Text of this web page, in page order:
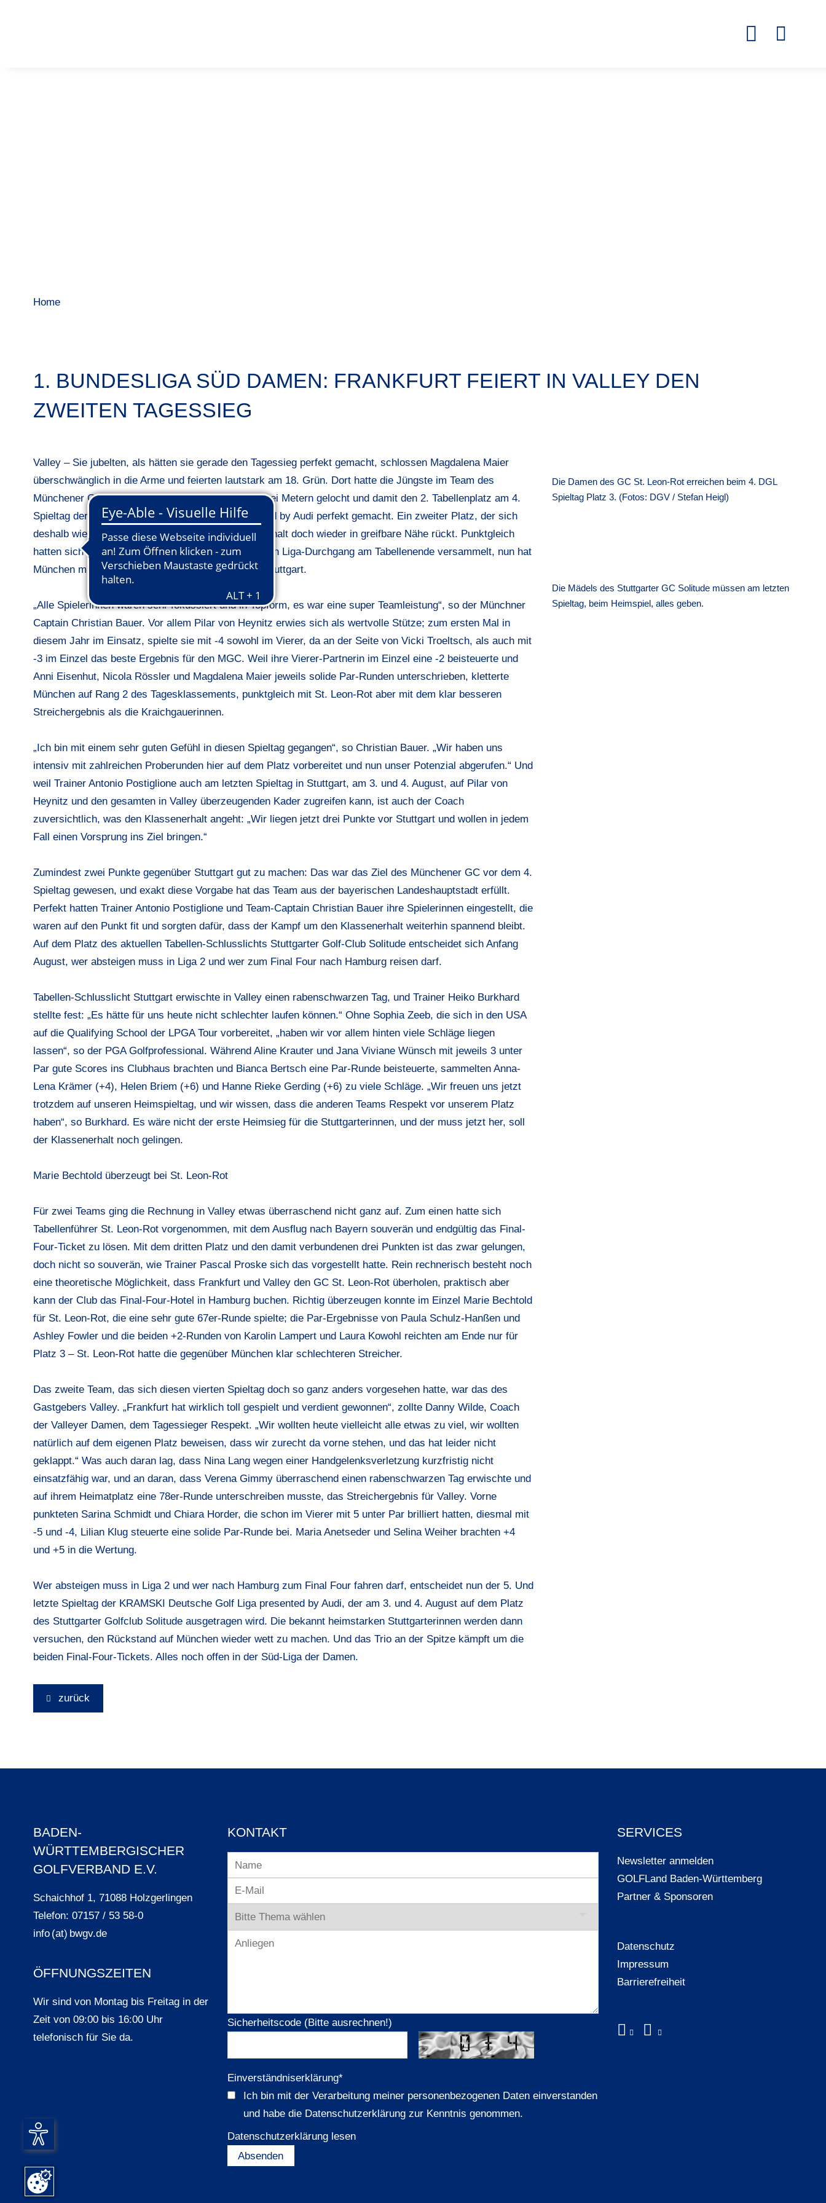
Home
1. BUNDESLIGA SÜD DAMEN: FRANKFURT FEIERT IN VALLEY DEN
ZWEITEN TAGESSIEG
Valley – Sie jubelten, als hätten sie gerade den Tagessieg perfekt gemacht, schlossen Magdalena Maier
überschwänglich in die Arme und feierten lautstark am 18. Grün. Dort hatte die Jüngste im Team des
Münchener GC gerade ihren Par-Putt aus knapp zwei Metern gelocht und damit den 2. Tabellenplatz am 4.
Spieltag der KRAMSKI Deutsche Golf Liga presented by Audi perfekt gemacht. Ein zweiter Platz, der sich
deshalb wie ein Sieg anfühlte, weil er den Klassenerhalt doch wieder in greifbare Nähe rückt. Punktgleich
hatten sich München und Stuttgart vor diesem vierten Liga-Durchgang am Tabellenende versammelt, nun hat
München mit 9 Zählern drei Punkte Vorsprung vor Stuttgart.
„Alle Spielerinnen waren sehr fokussiert und in Topform, es war eine super Teamleistung“, so der Münchner
Captain Christian Bauer. Vor allem Pilar von Heynitz erwies sich als wertvolle Stütze; zum ersten Mal in
diesem Jahr im Einsatz, spielte sie mit -4 sowohl im Vierer, da an der Seite von Vicki Troeltsch, als auch mit
-3 im Einzel das beste Ergebnis für den MGC. Weil ihre Vierer-Partnerin im Einzel eine -2 beisteuerte und
Anni Eisenhut, Nicola Rössler und Magdalena Maier jeweils solide Par-Runden unterschrieben, kletterte
München auf Rang 2 des Tagesklassements, punktgleich mit St. Leon-Rot aber mit dem klar besseren
Streichergebnis als die Kraichgauerinnen.
„Ich bin mit einem sehr guten Gefühl in diesen Spieltag gegangen“, so Christian Bauer. „Wir haben uns
intensiv mit zahlreichen Proberunden hier auf dem Platz vorbereitet und nun unser Potenzial abgerufen.“ Und
weil Trainer Antonio Postiglione auch am letzten Spieltag in Stuttgart, am 3. und 4. August, auf Pilar von
Heynitz und den gesamten in Valley überzeugenden Kader zugreifen kann, ist auch der Coach
zuversichtlich, was den Klassenerhalt angeht: „Wir liegen jetzt drei Punkte vor Stuttgart und wollen in jedem
Fall einen Vorsprung ins Ziel bringen.“
Zumindest zwei Punkte gegenüber Stuttgart gut zu machen: Das war das Ziel des Münchener GC vor dem 4.
Spieltag gewesen, und exakt diese Vorgabe hat das Team aus der bayerischen Landeshauptstadt erfüllt.
Perfekt hatten Trainer Antonio Postiglione und Team-Captain Christian Bauer ihre Spielerinnen eingestellt, die
waren auf den Punkt fit und sorgten dafür, dass der Kampf um den Klassenerhalt weiterhin spannend bleibt.
Auf dem Platz des aktuellen Tabellen-Schlusslichts Stuttgarter Golf-Club Solitude entscheidet sich Anfang
August, wer absteigen muss in Liga 2 und wer zum Final Four nach Hamburg reisen darf.
Tabellen-Schlusslicht Stuttgart erwischte in Valley einen rabenschwarzen Tag, und Trainer Heiko Burkhard
stellte fest: „Es hätte für uns heute nicht schlechter laufen können.“ Ohne Sophia Zeeb, die sich in den USA
auf die Qualifying School der LPGA Tour vorbereitet, „haben wir vor allem hinten viele Schläge liegen
lassen“, so der PGA Golfprofessional. Während Aline Krauter und Jana Viviane Wünsch mit jeweils 3 unter
Par gute Scores ins Clubhaus brachten und Bianca Bertsch eine Par-Runde beisteuerte, sammelten Anna-
Lena Krämer (+4), Helen Briem (+6) und Hanne Rieke Gerding (+6) zu viele Schläge. „Wir freuen uns jetzt
trotzdem auf unseren Heimspieltag, und wir wissen, dass die anderen Teams Respekt vor unserem Platz
haben“, so Burkhard. Es wäre nicht der erste Heimsieg für die Stuttgarterinnen, und der muss jetzt her, soll
der Klassenerhalt noch gelingen.
Marie Bechtold überzeugt bei St. Leon-Rot
Für zwei Teams ging die Rechnung in Valley etwas überraschend nicht ganz auf. Zum einen hatte sich
Tabellenführer St. Leon-Rot vorgenommen, mit dem Ausflug nach Bayern souverän und endgültig das Final-
Four-Ticket zu lösen. Mit dem dritten Platz und den damit verbundenen drei Punkten ist das zwar gelungen,
doch nicht so souverän, wie Trainer Pascal Proske sich das vorgestellt hatte. Rein rechnerisch besteht noch
eine theoretische Möglichkeit, dass Frankfurt und Valley den GC St. Leon-Rot überholen, praktisch aber
kann der Club das Final-Four-Hotel in Hamburg buchen. Richtig überzeugen konnte im Einzel Marie Bechtold
für St. Leon-Rot, die eine sehr gute 67er-Runde spielte; die Par-Ergebnisse von Paula Schulz-Hanßen und
Ashley Fowler und die beiden +2-Runden von Karolin Lampert und Laura Kowohl reichten am Ende nur für
Platz 3 – St. Leon-Rot hatte die gegenüber München klar schlechteren Streicher.
Das zweite Team, das sich diesen vierten Spieltag doch so ganz anders vorgesehen hatte, war das des
Gastgebers Valley. „Frankfurt hat wirklich toll gespielt und verdient gewonnen“, zollte Danny Wilde, Coach
der Valleyer Damen, dem Tagessieger Respekt. „Wir wollten heute vielleicht alle etwas zu viel, wir wollten
natürlich auf dem eigenen Platz beweisen, dass wir zurecht da vorne stehen, und das hat leider nicht
geklappt.“ Was auch daran lag, dass Nina Lang wegen einer Handgelenksverletzung kurzfristig nicht
einsatzfähig war, und an daran, dass Verena Gimmy überraschend einen rabenschwarzen Tag erwischte und
auf ihrem Heimatplatz eine 78er-Runde unterschreiben musste, das Streichergebnis für Valley. Vorne
punkteten Sarina Schmidt und Chiara Horder, die schon im Vierer mit 5 unter Par brilliert hatten, diesmal mit
-5 und -4, Lilian Klug steuerte eine solide Par-Runde bei. Maria Anetseder und Selina Weiher brachten +4
und +5 in die Wertung.
Wer absteigen muss in Liga 2 und wer nach Hamburg zum Final Four fahren darf, entscheidet nun der 5. Und
letzte Spieltag der KRAMSKI Deutsche Golf Liga presented by Audi, der am 3. und 4. August auf dem Platz
des Stuttgarter Golfclub Solitude ausgetragen wird. Die bekannt heimstarken Stuttgarterinnen werden dann
versuchen, den Rückstand auf München wieder wett zu machen. Und das Trio an der Spitze kämpft um die
beiden Final-Four-Tickets. Alles noch offen in der Süd-Liga der Damen.
Die Damen des GC St. Leon-Rot erreichen beim 4. DGL
Spieltag Platz 3. (Fotos: DGV / Stefan Heigl)
Die Mädels des Stuttgarter GC Solitude müssen am letzten
Spieltag, beim Heimspiel, alles geben.
zurück
BADEN-
WÜRTTEMBERGISCHER
GOLFVERBAND E.V.
Schaichhof 1, 71088 Holzgerlingen
Telefon: 07157 / 53 58-0
info (at) bwgv.de
ÖFFNUNGSZEITEN
Wir sind von Montag bis Freitag in der
Zeit von 09:00 bis 16:00 Uhr
telefonisch für Sie da.
KONTAKT
Sicherheitscode (Bitte ausrechnen!)
Einverständniserklärung*
Ich bin mit der Verarbeitung meiner personenbezogenen Daten einverstanden
und habe die Datenschutzerklärung zur Kenntnis genommen.
Datenschutzerklärung lesen
SERVICES
Newsletter anmelden
GOLFLand Baden-Württemberg
Partner & Sponsoren
Datenschutz
Impressum
Barrierefreiheit